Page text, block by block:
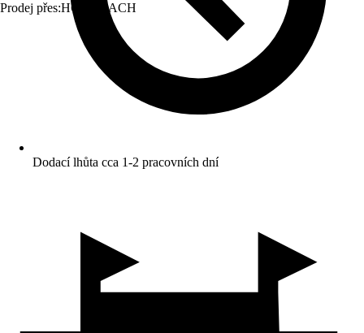
Prodej přes:HORNBACH
Dodací lhůta cca 1-2 pracovních dní